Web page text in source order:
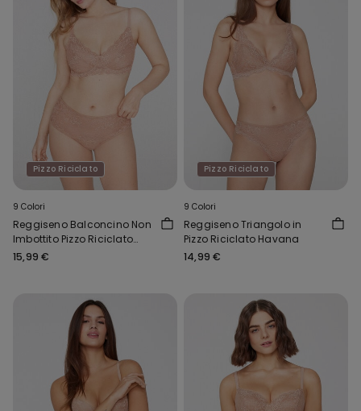
Pizzo Riciclato
9 Colori
Reggiseno Balconcino Non
Imbottito Pizzo Riciclato
Paris
15,99 €
Pizzo Riciclato
9 Colori
Reggiseno Triangolo in
Pizzo Riciclato Havana
14,99 €